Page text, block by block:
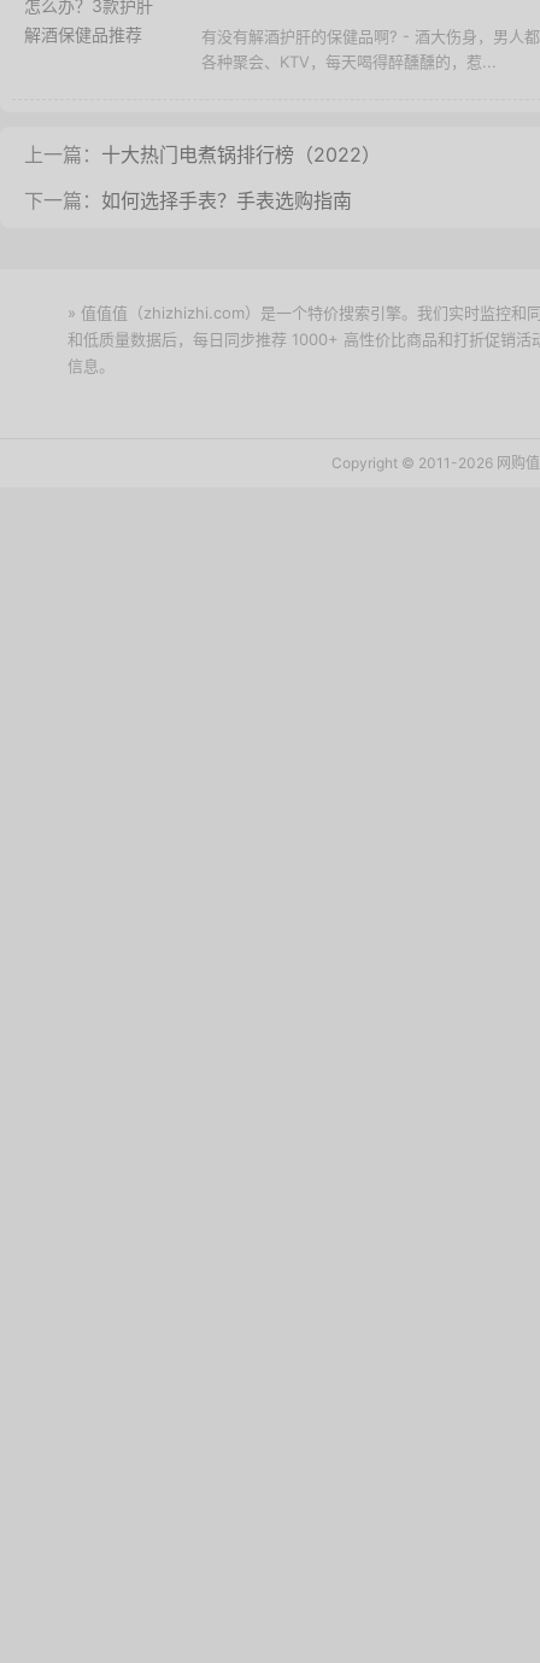
有没有解酒护肝的保健品啊? - 酒大伤身，男人
各种聚会、KTV，每天喝得醉醺醺的，惹...
上一篇： 十大热门电煮锅排行榜（2022）
下一篇： 如何选择手表？手表选购指南
» 值值值（zhizhizhi.com）是一个特价搜索引擎。我们实时监控和
和低质量数据后，每日同步推荐 1000+ 高性价比商品和打折促销
信息。
Copyright © 2011-2026 网购